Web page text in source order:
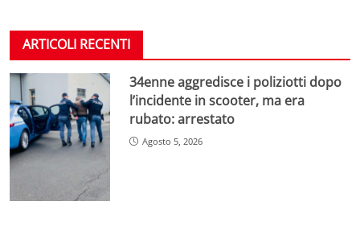
ARTICOLI RECENTI
34enne aggredisce i poliziotti dopo
l’incidente in scooter, ma era
rubato: arrestato
Agosto 5, 2026